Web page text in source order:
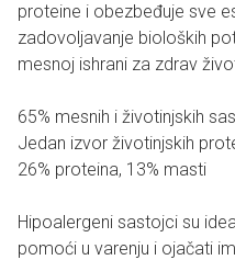
proteine i obezbeđuje sve
zadovoljavanje bioloških
mesnoj ishrani za zdrav
65% mesnih i životinjskih
Jedan izvor životinjskih
26% proteina, 13% masti
Hipoalergeni sastojci su
pomoći u varenju i ojačati